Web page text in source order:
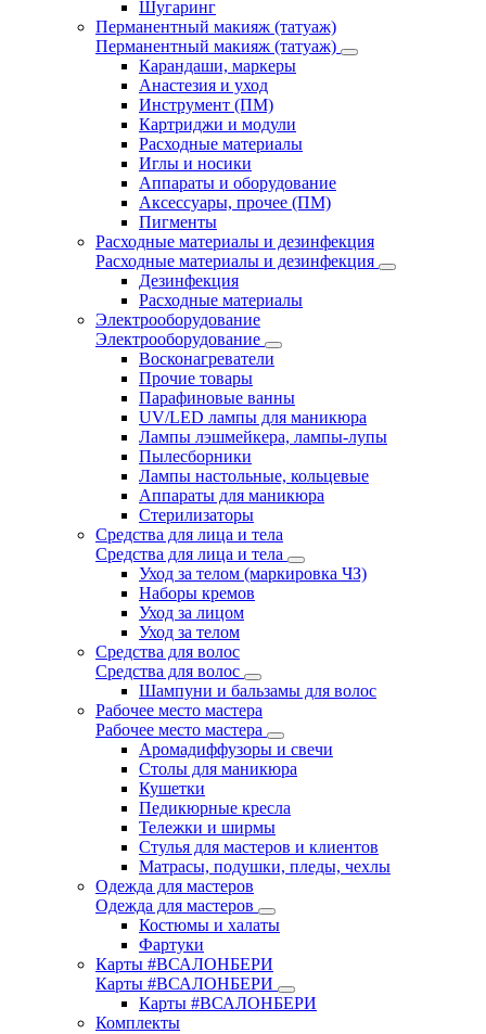
Шугаринг
Перманентный макияж (татуаж)
Перманентный макияж (татуаж)
Карандаши, маркеры
Анастезия и уход
Инструмент (ПМ)
Картриджи и модули
Расходные материалы
Иглы и носики
Аппараты и оборудование
Аксессуары, прочее (ПМ)
Пигменты
Расходные материалы и дезинфекция
Расходные материалы и дезинфекция
Дезинфекция
Расходные материалы
Электрооборудование
Электрооборудование
Восконагреватели
Прочие товары
Парафиновые ванны
UV/LED лампы для маникюра
Лампы лэшмейкера, лампы-лупы
Пылесборники
Лампы настольные, кольцевые
Аппараты для маникюра
Стерилизаторы
Средства для лица и тела
Средства для лица и тела
Уход за телом (маркировка ЧЗ)
Наборы кремов
Уход за лицом
Уход за телом
Средства для волос
Средства для волос
Шампуни и бальзамы для волос
Рабочее место мастера
Рабочее место мастера
Аромадиффузоры и свечи
Столы для маникюра
Кушетки
Педикюрные кресла
Тележки и ширмы
Стулья для мастеров и клиентов
Матрасы, подушки, пледы, чехлы
Одежда для мастеров
Одежда для мастеров
Костюмы и халаты
Фартуки
Карты #ВСАЛОНБЕРИ
Карты #ВСАЛОНБЕРИ
Карты #ВСАЛОНБЕРИ
Комплекты